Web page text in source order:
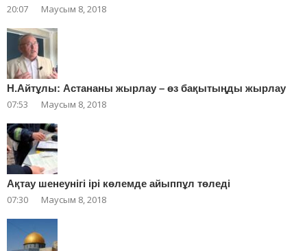
20:07 Маусым 8, 2018
Н.Айтұлы: Астананы жырлау – өз бақытыңды жырлау
07:53 Маусым 8, 2018
Ақтау шенеунігі ірі көлемде айыппұл төледі
07:30 Маусым 8, 2018